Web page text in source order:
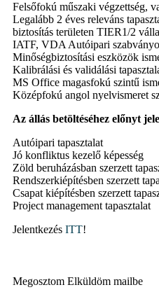
Felsőfokú műszaki végzettség,
Legalább 2 éves releváns
biztosítás területen TIER1/2
IATF, VDA Autóipari
Minőségbiztosítási eszközök
Kalibrálási és validálási
MS Office magasfokú szintű
Középfokú angol nyelvismeret
Az állás betöltéséhez előnyt
Autóipari tapasztalat
Jó konfliktus kezelő képesség
Zöld beruházásban szerzett
Rendszerkiépítésben szerzett
Csapat kiépítésben szerzett
Project management tapasztalat
Jelentkezés ITT!
Megosztom Elküldöm mailbe